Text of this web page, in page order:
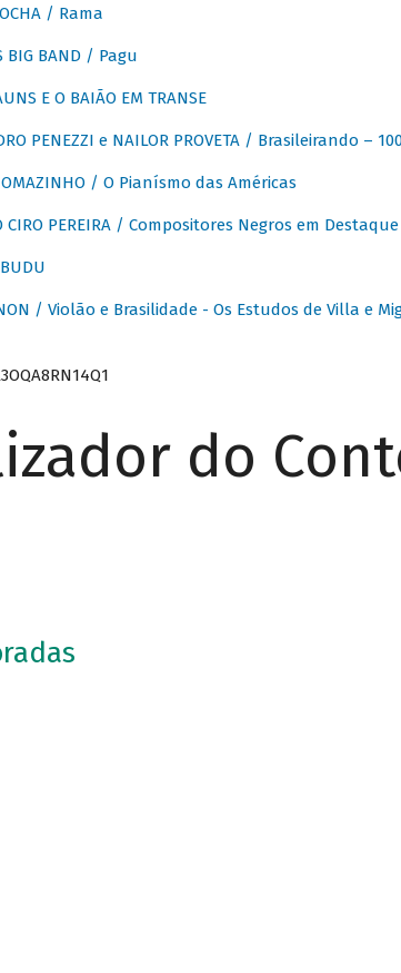
/ Rama
BIG BAND / Pagu
E O BAIÃO EM TRANSE
PENEZZI e NAILOR PROVETA / Brasileirando –
/ O Pianísmo das Américas
CIRO PEREIRA / Compositores Negros em Destaque
/ Violão e Brasilidade - Os Estudos de Villa e
do